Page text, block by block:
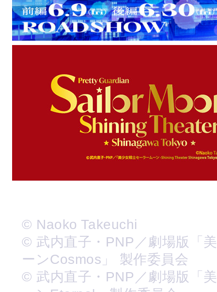
© Naoko Takeuchi
© 武内直子・PNP／劇場版「
ーンCosmos」 製作委員会
© 武内直子・PNP／劇場版「